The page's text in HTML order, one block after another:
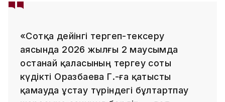
«Сотқа дейінгі тергеп-тексеру
аясында 2026 жылғы 2 маусымда
Қостанай қаласының тергеу соты
күдікті Оразбаева Г.-ға қатысты
қамауда ұстау түріндегі бұлтартпау